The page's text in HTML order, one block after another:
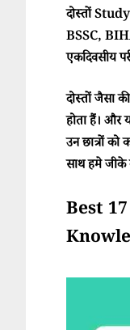
दोस्तों
BSSC,
एकदिवसीय
दोस्तों जैसा
होता हैं। और
उन छात्रों
साथ हमे जीके
Best